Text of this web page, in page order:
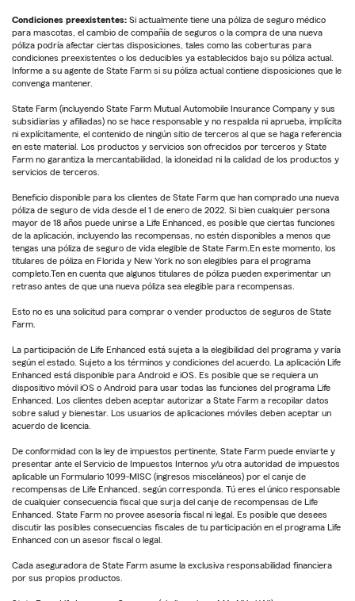
Condiciones preexistentes: Si actualmente tiene una póliza de seguro médico
para mascotas, el cambio de compañía de seguros o la compra de una nueva
póliza podría afectar ciertas disposiciones, tales como las coberturas para
condiciones preexistentes o los deducibles ya establecidos bajo su póliza actual.
Informe a su agente de State Farm si su póliza actual contiene disposiciones que le
convenga mantener.
State Farm (incluyendo State Farm Mutual Automobile Insurance Company y sus
subsidiarias y afiliadas) no se hace responsable y no respalda ni aprueba, implícita
ni explícitamente, el contenido de ningún sitio de terceros al que se haga referencia
en este material. Los productos y servicios son ofrecidos por terceros y State
Farm no garantiza la mercantabilidad, la idoneidad ni la calidad de los productos y
servicios de terceros.
Beneficio disponible para los clientes de State Farm que han comprado una nueva
póliza de seguro de vida desde el 1 de enero de 2022. Si bien cualquier persona
mayor de 18 años puede unirse a Life Enhanced, es posible que ciertas funciones
de la aplicación, incluyendo las recompensas, no estén disponibles a menos que
tengas una póliza de seguro de vida elegible de State Farm.En este momento, los
titulares de póliza en Florida y New York no son elegibles para el programa
completo.Ten en cuenta que algunos titulares de póliza pueden experimentar un
retraso antes de que una nueva póliza sea elegible para recompensas.
Esto no es una solicitud para comprar o vender productos de seguros de State
Farm.
La participación de Life Enhanced está sujeta a la elegibilidad del programa y varía
según el estado. Sujeto a los términos y condiciones del acuerdo. La aplicación Life
Enhanced está disponible para Android e iOS. Es posible que se requiera un
dispositivo móvil iOS o Android para usar todas las funciones del programa Life
Enhanced. Los clientes deben aceptar autorizar a State Farm a recopilar datos
sobre salud y bienestar. Los usuarios de aplicaciones móviles deben aceptar un
acuerdo de licencia.
De conformidad con la ley de impuestos pertinente, State Farm puede enviarte y
presentar ante el Servicio de Impuestos Internos y/u otra autoridad de impuestos
aplicable un Formulario 1099-MISC (ingresos misceláneos) por el canje de
recompensas de Life Enhanced, según corresponda. Tú eres el único responsable
de cualquier consecuencia fiscal que surja del canje de recompensas de Life
Enhanced. State Farm no provee asesoría fiscal ni legal. Es posible que desees
discutir las posibles consecuencias fiscales de tu participación en el programa Life
Enhanced con un asesor fiscal o legal.
Cada aseguradora de State Farm asume la exclusiva responsabilidad financiera
por sus propios productos.